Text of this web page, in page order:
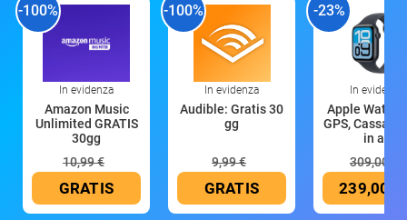
-100%
In evidenza
Amazon Music
Unlimited GRATIS
30gg
10,99 €
GRATIS
-100%
In evidenza
Audible: Gratis 30
gg
9,99 €
GRATIS
-23%
In evidenza
Apple Watch
GPS, Cassa
in all
309,00 €
239,00 €